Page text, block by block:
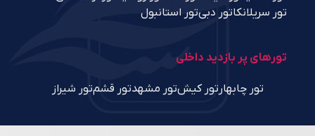
تور سریلانکاتور دبیتور استانبول
تورهای پر بازدید داخلی
تور چابهار تور کیشتور مشهدتور قشمتور شیراز